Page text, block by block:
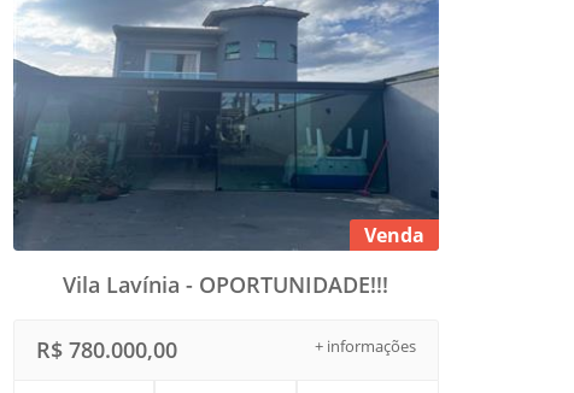
Venda
Vila Lavínia - OPORTUNIDADE!!!
+ informações
R$ 780.000,00